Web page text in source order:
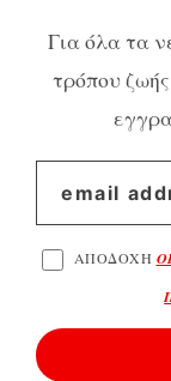
Για όλα τα
τρόπου
ΑΠΟΔΟΧΗ